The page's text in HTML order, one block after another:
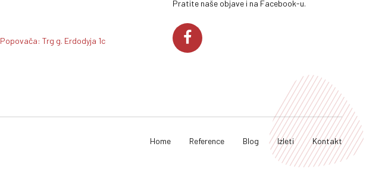
Popovača: Trg g. Erdodyja 1c
Pratite naše objave i na Facebook-u.
Home Reference Blog Izleti Kontakt